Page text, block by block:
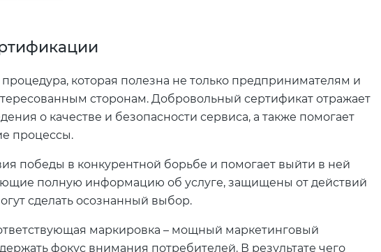
процедура, которая полезна не только предпринимателям и
сторонам. Добровольный сертификат отражает
о качестве и безопасности сервиса, а также помогает
процессы.
победы в конкурентной борьбе и помогает выйти в ней
полную информацию об услуге, защищены от действий
сделать осознанный выбор.
маркировка – мощный маркетинговый
фокус внимания потребителей. В результате чего